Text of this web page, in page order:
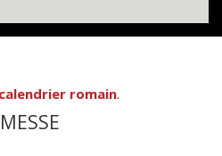
calendrier romain.